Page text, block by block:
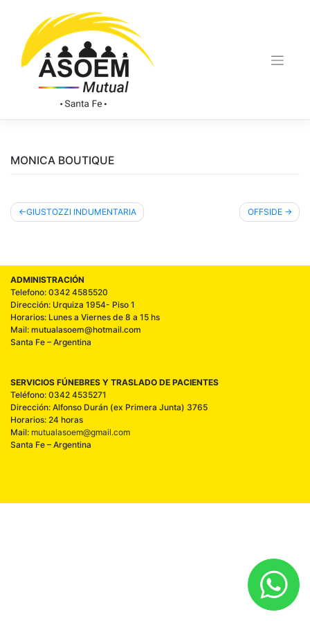
MONICA BOUTIQUE
GIUSTOZZI INDUMENTARIA OFFSIDE
ADMINISTRACIÓN
Telefono: 0342 4585520
Dirección: Urquiza 1954- Piso 1
Horarios: Lunes a Viernes de 8 a 15 hs
Mail: mutualasoem@hotmail.com
Santa Fe – Argentina
SERVICIOS FÚNEBRES Y TRASLADO DE PACIENTES
Teléfono: 0342 4535271
Dirección: Alfonso Durán (ex Primera Junta) 3765
Horarios: 24 horas
Mail: mutualasoem@gmail.com
Santa Fe – Argentina